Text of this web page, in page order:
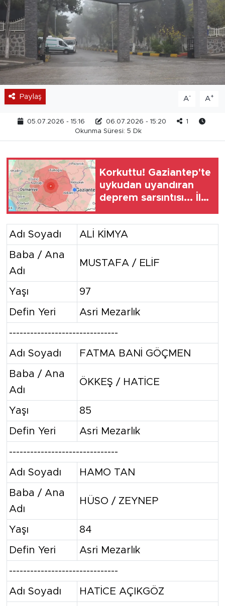
Paylaş A- A+
05.07.2026 - 15:16 06.07.2026 - 15:20
1
Okunma Süresi: 5 Dk
Korkuttu! Gaziantep'te
uykudan uyandıran
deprem sarsıntısı... İlk
Adı Soyadı ALİ KİMYA
Baba / Ana
Adı
MUSTAFA / ELİF
Yaşı 97
Defin Yeri Asri Mezarlık
-------------------------------
Adı Soyadı FATMA BANİ GÖÇMEN
Baba / Ana
Adı
ÖKKEŞ / HATİCE
Yaşı 85
Defin Yeri Asri Mezarlık
-------------------------------
Adı Soyadı HAMO TAN
Baba / Ana
Adı
HÜSO / ZEYNEP
Yaşı 84
Defin Yeri Asri Mezarlık
-------------------------------
Adı Soyadı HATİCE AÇIKGÖZ